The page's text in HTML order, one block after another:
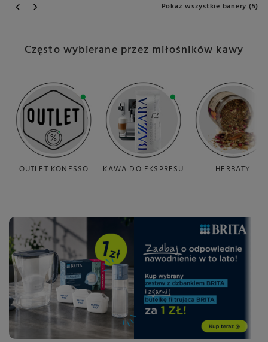
Pokaż wszystkie banery (5)
Często wybierane przez miłośników kawy
OUTLET KONESSO KAWA DO EKSPRESU HERBATY